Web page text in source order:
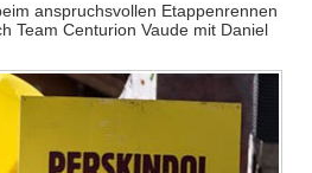
anspruchsvollen Etappenrennen
Team Centurion Vaude mit Daniel